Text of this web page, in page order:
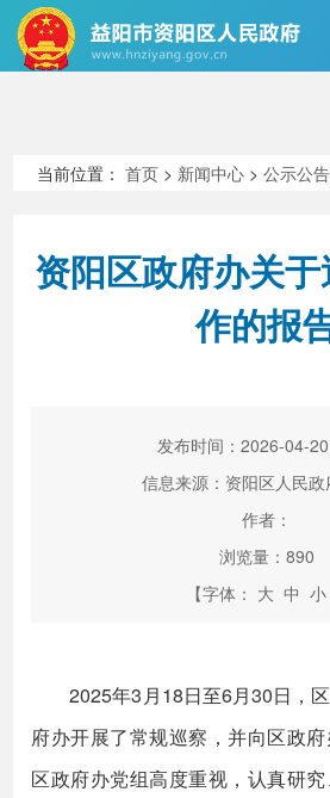
当前位置：首页 > 新闻中心 >公示公告
资阳区政府办关
作的报
发布时间：2026-04-
信息来源：资阳区人民政
作者：
浏览量： 890
【字体： 大 中 小
2025年3月18日至6月30日，区
府办开展了常规巡察，并向区政府
区政府办党组高度重视，认真研